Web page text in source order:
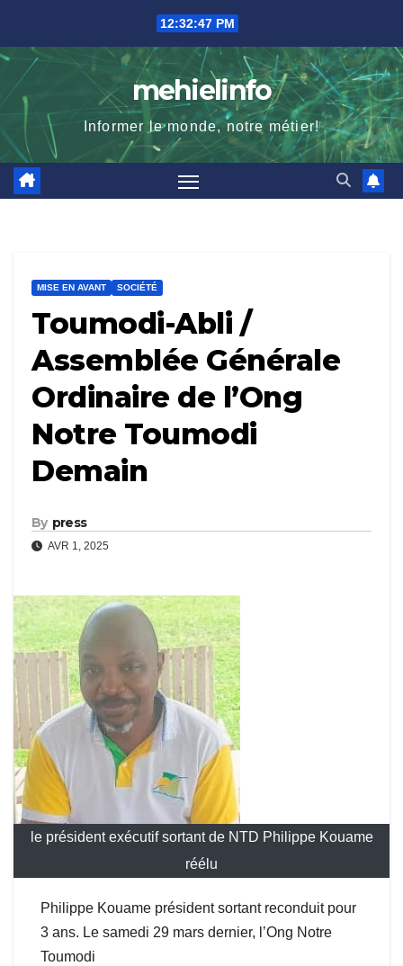
content
12:32:48 PM
mehielinfo
Informer le monde, notre métier!
MISE EN AVANT SOCIÉTÉ
Toumodi-Abli /
Assemblée Générale
Ordinaire de l’Ong
Notre Toumodi
Demain
By press
AVR 1, 2025
le président exécutif sortant de NTD Philippe Kouame
réélu
Philippe Kouame président sortant reconduit pour
3 ans. Le samedi 29 mars dernier, l’Ong Notre
Toumodi